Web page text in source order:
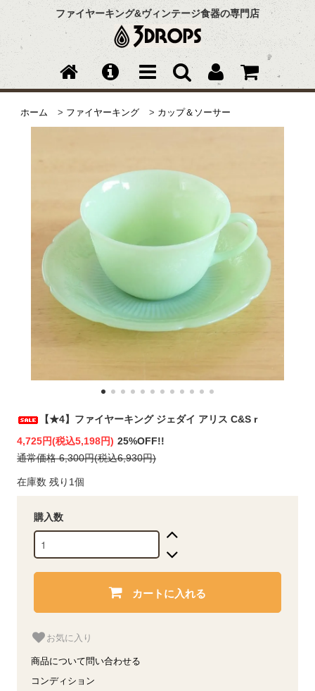
ファイヤーキング&ヴィンテージ食器の専門店
ホーム > ファイヤーキング > カップ＆ソーサー
【★4】ファイヤーキング ジェダイ アリス C&S r
4,725円(税込5,198円) 25%OFF!!
通常価格 6,300円(税込6,930円)
在庫数 残り1個
購入数
カートに入れる
お気に入り
商品について問い合わせる
コンディション